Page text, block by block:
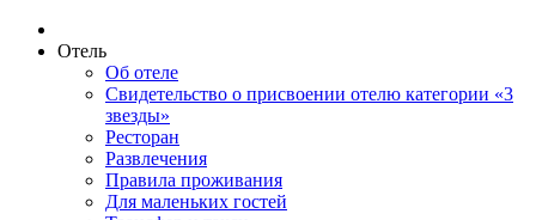
Отель
Об отеле
Свидетельство о присвоении отелю категории «3
звезды»
Ресторан
Развлечения
Правила проживания
Для маленьких гостей